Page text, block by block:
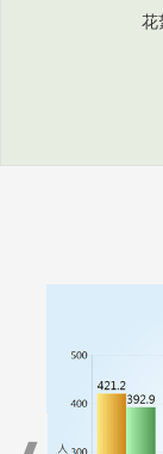
花